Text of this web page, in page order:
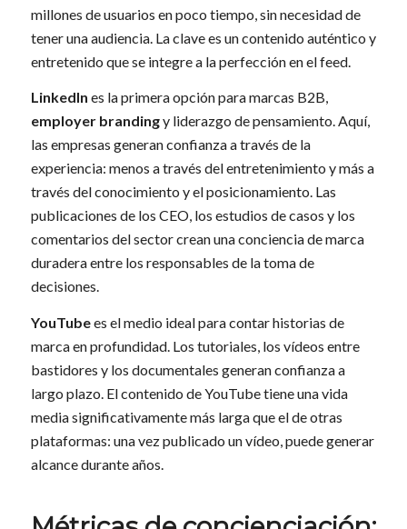
millones de usuarios en poco tiempo, sin necesidad de
tener una audiencia. La clave es un contenido auténtico y
entretenido que se integre a la perfección en el feed.
LinkedIn es la primera opción para marcas B2B,
employer brandingy liderazgo de pensamiento. Aquí,
las empresas generan confianza a través de la
experiencia: menos a través del entretenimiento y más a
través del conocimiento y el posicionamiento. Las
publicaciones de los CEO, los estudios de casos y los
comentarios del sector crean una conciencia de marca
duradera entre los responsables de la toma de
decisiones.
YouTubees el medio ideal para contar historias de
marca en profundidad. Los tutoriales, los vídeos entre
bastidores y los documentales generan confianza a
largo plazo. El contenido de YouTube tiene una vida
media significativamente más larga que el de otras
plataformas: una vez publicado un vídeo, puede generar
alcance durante años.